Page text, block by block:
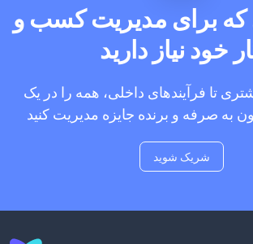
برای مدیریت کسب و
خود نیاز دارید
تا فرآیندهای داخلی، همه را در یک
شریک شوید